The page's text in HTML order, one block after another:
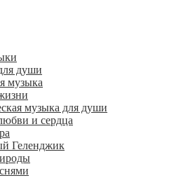
души
музыка
музыка для души
и сердца
Геленджик